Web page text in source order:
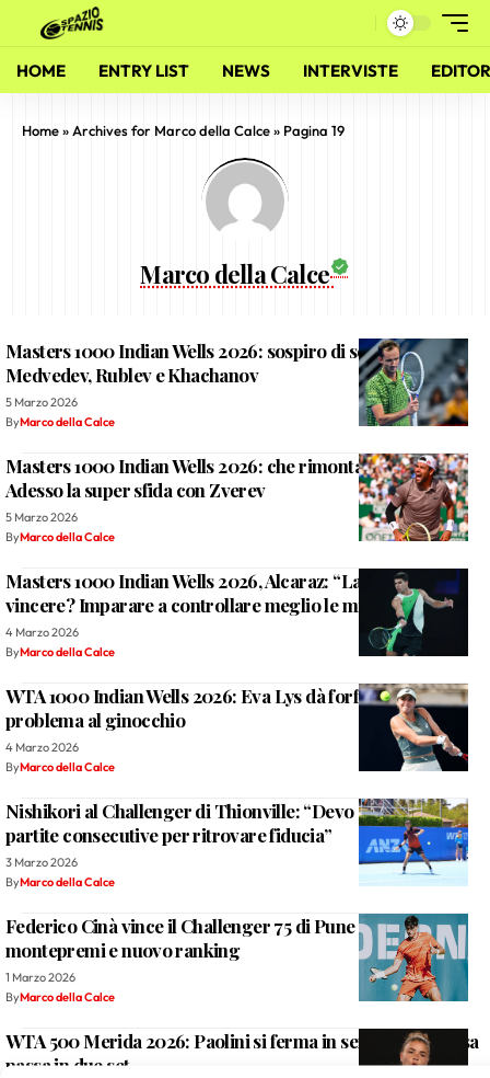
HOME ENTRY LIST NEWS INTERVISTE
Home» Archives for Marco della Calce» Pagina 19
Marco della Calce
Masters 1000 Indian Wells 2026: sospiro di sollievo per
Medvedev, Rublev e Khachanov
5 Marzo 2026
ByMarco della Calce
Masters 1000 Indian Wells 2026: che rimonta Berrettini!
Adesso la super sfida con Zverev
5 Marzo 2026
ByMarco della Calce
Masters 1000 Indian Wells 2026, Alcaraz: “La chiave per
vincere? Imparare a controllare meglio le mie emozioni”
4 Marzo 2026
ByMarco della Calce
WTA 1000 Indian Wells 2026: Eva Lys dà forfait per un
problema al ginocchio
4 Marzo 2026
ByMarco della Calce
Nishikori al Challenger di Thionville: “Devo giocare più
partite consecutive per ritrovare fiducia”
3 Marzo 2026
ByMarco della Calce
Federico Cinà vince il Challenger 75 di Pune 2026:
montepremi e nuovo ranking
1 Marzo 2026
ByMarco della Calce
WTA 500 Merida 2026: Paolini si ferma in semifinale, Bucsa
passa in due set